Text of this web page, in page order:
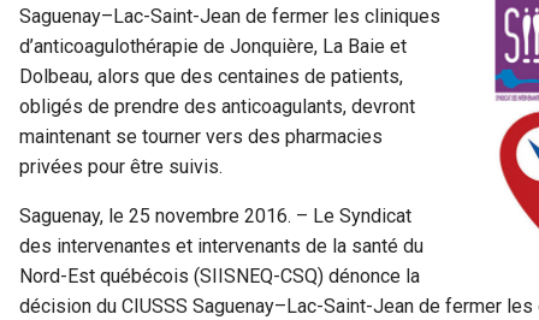
Saguenay–Lac-Saint-Jean de fermer les cliniques
d’anticoagulothérapie de Jonquière, La Baie et
Dolbeau, alors que des centaines de patients,
obligés de prendre des anticoagulants, devront
maintenant se tourner vers des pharmacies
privées pour être suivis.
Saguenay, le 25 novembre 2016. – Le Syndicat
des intervenantes et intervenants de la santé du
Nord-Est québécois (SIISNEQ-CSQ) dénonce la
décision du CIUSSS Saguenay–Lac-Saint-Jean de fermer